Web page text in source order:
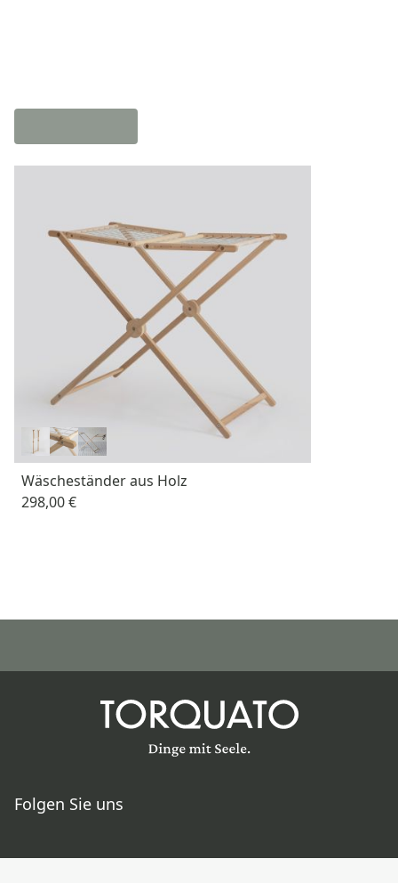
Wäscheständer aus Holz
298,00 €
Folgen Sie uns